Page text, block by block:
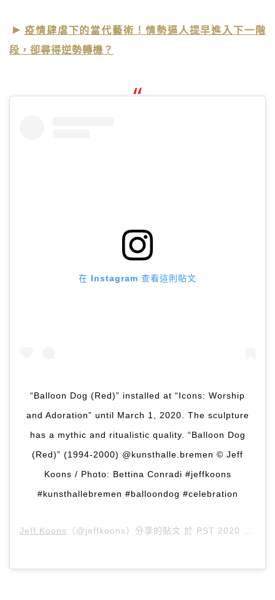
疫情肆虐下的當代藝術！情勢逼人提早進入下一階
段，卻尋得逆勢轉機？
在 Instagram 查看這則貼文
“Balloon Dog (Red)” installed at “Icons: Worship
and Adoration” until March 1, 2020. The sculpture
has a mythic and ritualistic quality. “Balloon Dog
(Red)” (1994-2000) @kunsthalle.bremen © Jeff
Koons / Photo: Bettina Conradi #jeffkoons
#kunsthallebremen #balloondog #celebration
Jeff Koons （@jeffkoons）分享的貼文 於 PST 2020 年 1月 月 28 日 上午 8:11